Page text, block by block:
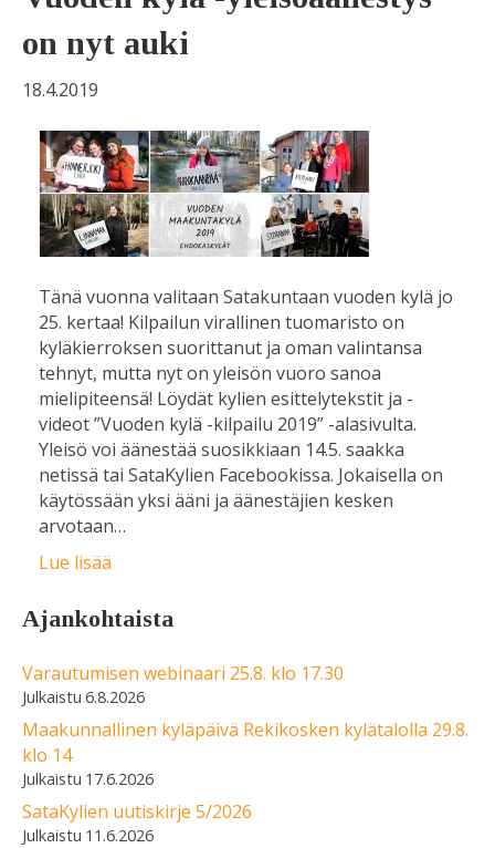
on nyt auki
18.4.2019
Tänä vuonna valitaan Satakuntaan vuoden kylä jo
25. kertaa! Kilpailun virallinen tuomaristo on
kyläkierroksen suorittanut ja oman valintansa
tehnyt, mutta nyt on yleisön vuoro sanoa
mielipiteensä! Löydät kylien esittelytekstit ja -
videot ”Vuoden kylä -kilpailu 2019” -alasivulta.
Yleisö voi äänestää suosikkiaan 14.5. saakka
netissä tai SataKylien Facebookissa. Jokaisella on
käytössään yksi ääni ja äänestäjien kesken
arvotaan…
Lue lisää
Ajankohtaista
Varautumisen webinaari 25.8. klo 17.30
6.8.2026
Maakunnallinen kyläpäivä Rekikosken kylätalolla 29.8.
klo 14
17.6.2026
SataKylien uutiskirje 5/2026
11.6.2026